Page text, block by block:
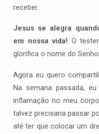
receber.
Jesus se alegra
em nossa vida! O
glorifica o nome do
Agora eu quero
Na semana passada,
inflamação no meu
talvez precisaria passar
até ter que colocar um